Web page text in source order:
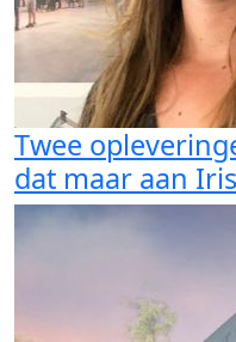
Twee
dat maar aan